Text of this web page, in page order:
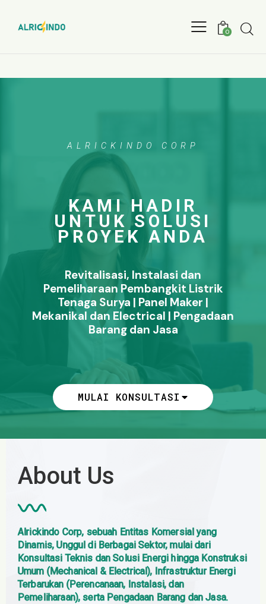
0
ALRICKINDO CORP
KAMI HADIR
UNTUK SOLUSI
PROYEK ANDA
Revitalisasi, Instalasi dan
Pemeliharaan Pembangkit Listrik
Tenaga Surya | Panel Maker |
Mekanikal dan Electrical | Pengadaan
Barang dan Jasa
MULAI KONSULTASI
About Us
Alrickindo Corp, sebuah Entitas Komersial yang
Dinamis, Unggul di Berbagai Sektor, mulai dari
Konsultasi Teknis dan Solusi Energi hingga Konstruksi
Umum (Mechanical & Electrical), Infrastruktur Energi
Terbarukan (Perencanaan, Instalasi, dan
Pemeliharaan), serta Pengadaan Barang dan Jasa.